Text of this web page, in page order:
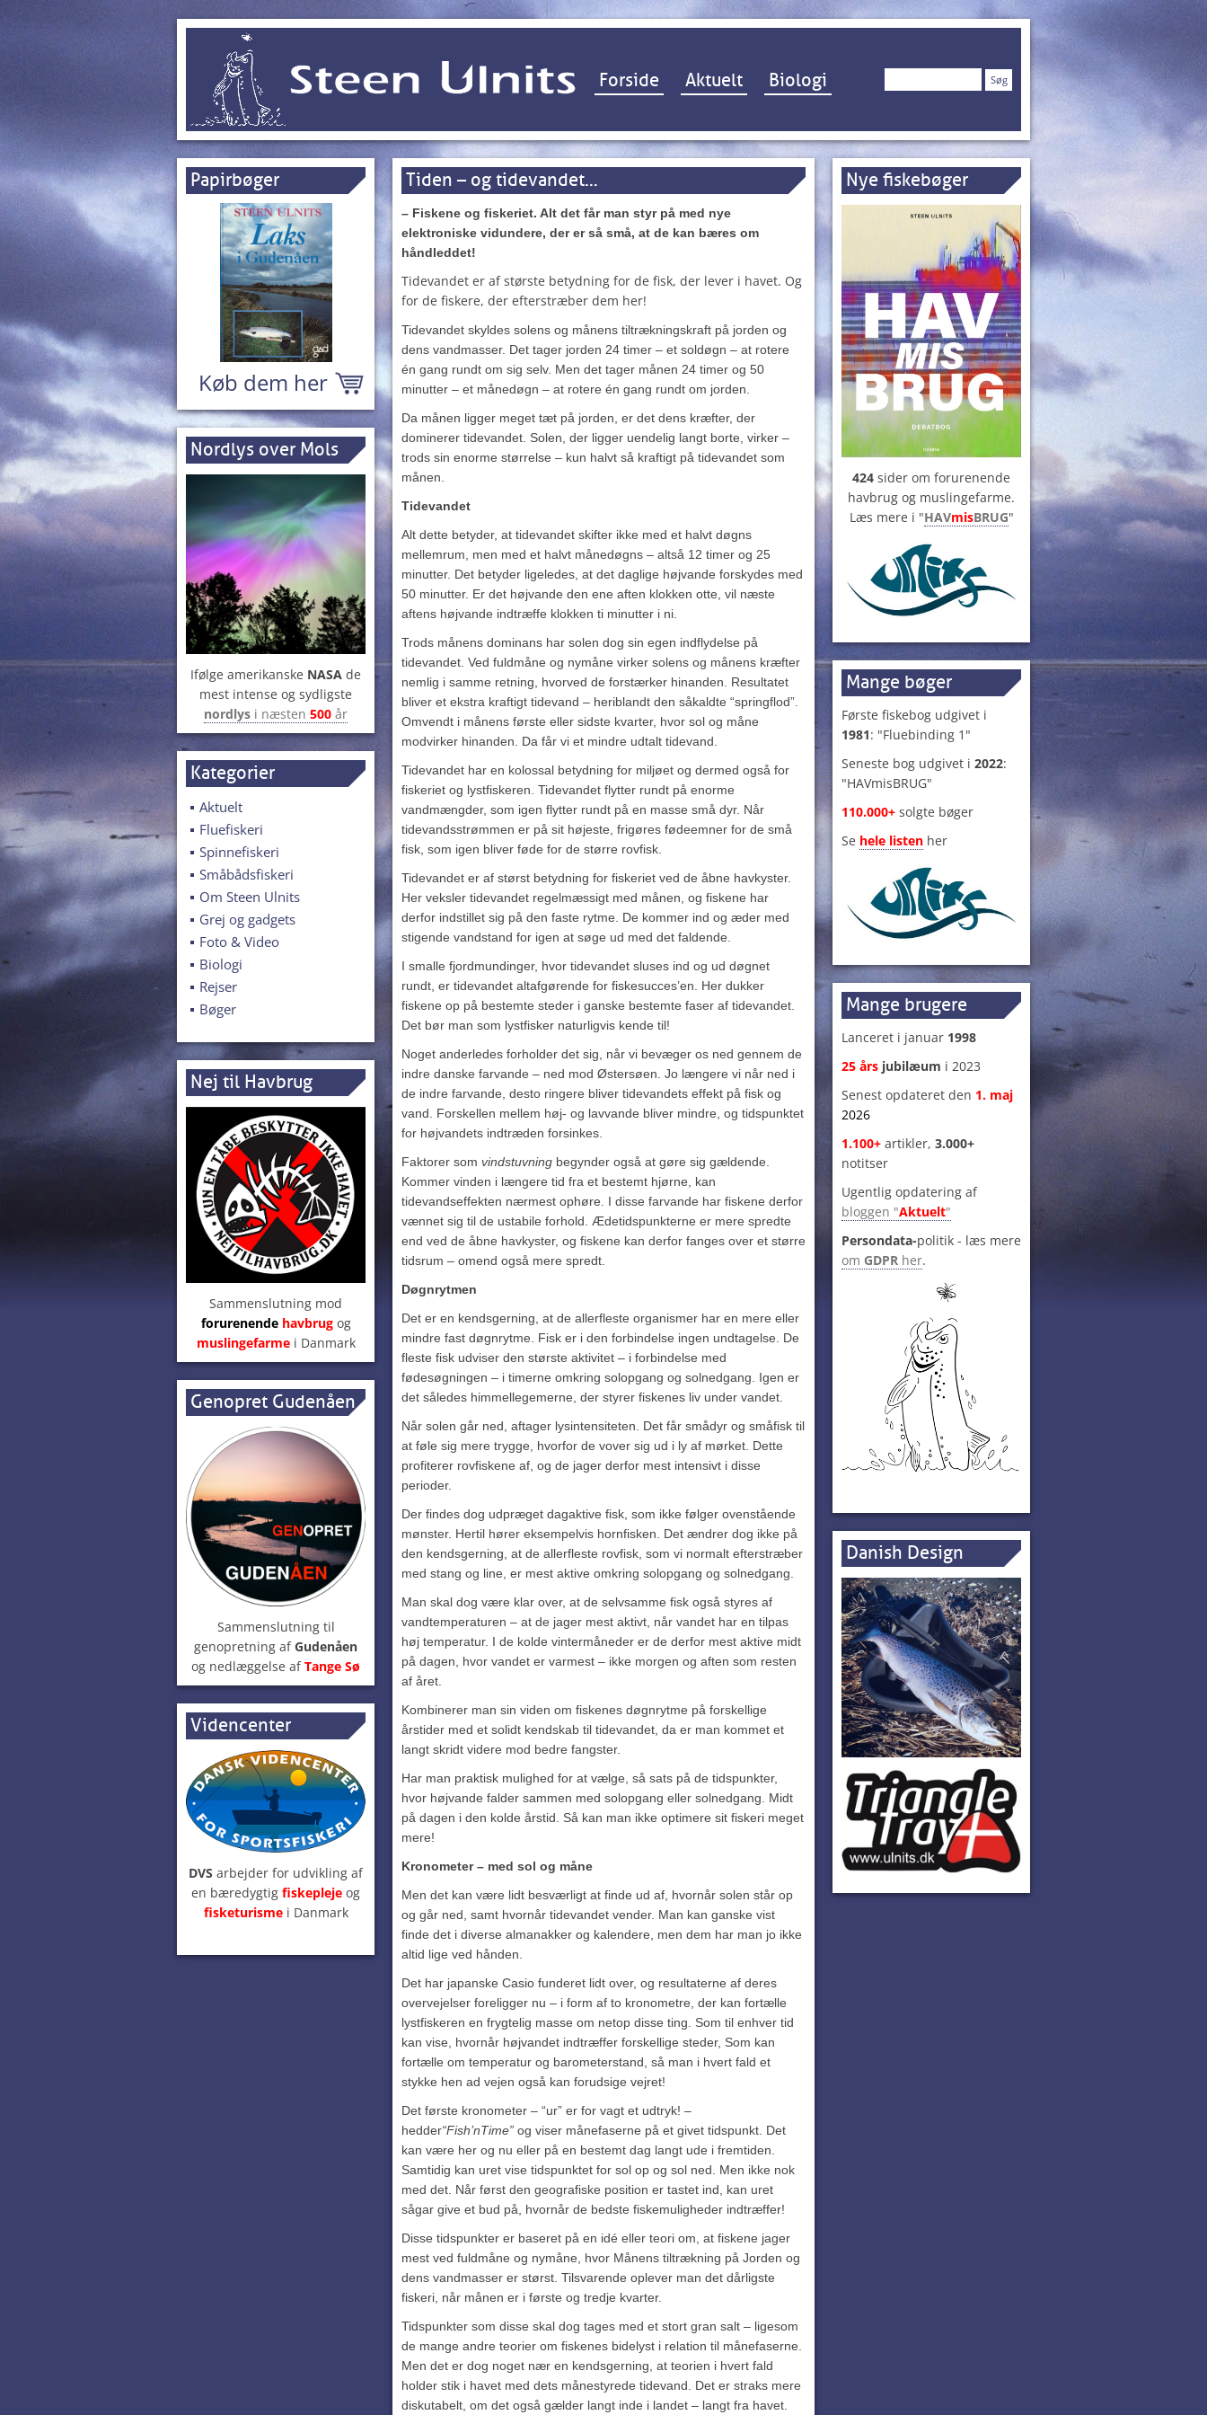
Hop til indhold
Forside Aktuelt Biologi Søg
Papirbøger
Køb dem her
Nordlys over Mols
Ifølge amerikanske NASA de
mest intense og sydligste
nordlys i næsten 500 år
Kategorier
Aktuelt
Fluefiskeri
Spinnefiskeri
Småbådsfiskeri
Om Steen Ulnits
Grej og gadgets
Foto & Video
Biologi
Rejser
Bøger
Nej til Havbrug
Sammenslutning mod
forurenendehavbrugog
muslingefarmei Danmark
Genopret Gudenåen
Sammenslutning til
genopretning afGudenåen
og nedlæggelse afTange Sø
Videncenter
DVS arbejder for udvikling af
en bæredygtig fiskepleje og
fisketurisme i Danmark
Tiden – og tidevandet…
– Fiskene og fiskeriet. Alt det får man styr på med nye
elektroniske vidundere, der er så små, at de kan bæres om
håndleddet!
Tidevandet er af største betydning for de fisk, der lever i havet. Og
for de fiskere, der efterstræber dem her!
Tidevandet skyldes solens og månens tiltrækningskraft på jorden og
dens vandmasser. Det tager jorden 24 timer – et soldøgn – at rotere
én gang rundt om sig selv. Men det tager månen 24 timer og 50
minutter – et månedøgn – at rotere én gang rundt om jorden.
Da månen ligger meget tæt på jorden, er det dens kræfter, der
dominerer tidevandet. Solen, der ligger uendelig langt borte, virker –
trods sin enorme størrelse – kun halvt så kraftigt på tidevandet som
månen.
Tidevandet
Alt dette betyder, at tidevandet skifter ikke med et halvt døgns
mellemrum, men med et halvt månedøgns – altså 12 timer og 25
minutter. Det betyder ligeledes, at det daglige højvande forskydes med
50 minutter. Er det højvande den ene aften klokken otte, vil næste
aftens højvande indtræffe klokken ti minutter i ni.
Trods månens dominans har solen dog sin egen indflydelse på
tidevandet. Ved fuldmåne og nymåne virker solens og månens kræfter
nemlig i samme retning, hvorved de forstærker hinanden. Resultatet
bliver et ekstra kraftigt tidevand – heriblandt den såkaldte “springflod”.
Omvendt i månens første eller sidste kvarter, hvor sol og måne
modvirker hinanden. Da får vi et mindre udtalt tidevand.
Tidevandet har en kolossal betydning for miljøet og dermed også for
fiskeriet og lystfiskeren. Tidevandet flytter rundt på enorme
vandmængder, som igen flytter rundt på en masse små dyr. Når
tidevandsstrømmen er på sit højeste, frigøres fødeemner for de små
fisk, som igen bliver føde for de større rovfisk.
Tidevandet er af størst betydning for fiskeriet ved de åbne havkyster.
Her veksler tidevandet regelmæssigt med månen, og fiskene har
derfor indstillet sig på den faste rytme. De kommer ind og æder med
stigende vandstand for igen at søge ud med det faldende.
I smalle fjordmundinger, hvor tidevandet sluses ind og ud døgnet
rundt, er tidevandet altafgørende for fiskesucces’en. Her dukker
fiskene op på bestemte steder i ganske bestemte faser af tidevandet.
Det bør man som lystfisker naturligvis kende til!
Noget anderledes forholder det sig, når vi bevæger os ned gennem de
indre danske farvande – ned mod Østersøen. Jo længere vi når ned i
de indre farvande, desto ringere bliver tidevandets effekt på fisk og
vand. Forskellen mellem høj- og lavvande bliver mindre, og tidspunktet
for højvandets indtræden forsinkes.
Faktorer som vindstuvning begynder også at gøre sig gældende.
Kommer vinden i længere tid fra et bestemt hjørne, kan
tidevandseffekten nærmest ophøre. I disse farvande har fiskene derfor
vænnet sig til de ustabile forhold. Ædetidspunkterne er mere spredte
end ved de åbne havkyster, og fiskene kan derfor fanges over et større
tidsrum – omend også mere spredt.
Døgnrytmen
Det er en kendsgerning, at de allerfleste organismer har en mere eller
mindre fast døgnrytme. Fisk er i den forbindelse ingen undtagelse. De
fleste fisk udviser den største aktivitet – i forbindelse med
fødesøgningen – i timerne omkring solopgang og solnedgang. Igen er
det således himmellegemerne, der styrer fiskenes liv under vandet.
Når solen går ned, aftager lysintensiteten. Det får smådyr og småfisk til
at føle sig mere trygge, hvorfor de vover sig ud i ly af mørket. Dette
profiterer rovfiskene af, og de jager derfor mest intensivt i disse
perioder.
Der findes dog udpræget dagaktive fisk, som ikke følger ovenstående
mønster. Hertil hører eksempelvis hornfisken. Det ændrer dog ikke på
den kendsgerning, at de allerfleste rovfisk, som vi normalt efterstræber
med stang og line, er mest aktive omkring solopgang og solnedgang.
Man skal dog være klar over, at de selvsamme fisk også styres af
vandtemperaturen – at de jager mest aktivt, når vandet har en tilpas
høj temperatur. I de kolde vintermåneder er de derfor mest aktive midt
på dagen, hvor vandet er varmest – ikke morgen og aften som resten
af året.
Kombinerer man sin viden om fiskenes døgnrytme på forskellige
årstider med et solidt kendskab til tidevandet, da er man kommet et
langt skridt videre mod bedre fangster.
Har man praktisk mulighed for at vælge, så sats på de tidspunkter,
hvor højvande falder sammen med solopgang eller solnedgang. Midt
på dagen i den kolde årstid. Så kan man ikke optimere sit fiskeri meget
mere!
Kronometer – med sol og måne
Men det kan være lidt besværligt at finde ud af, hvornår solen står op
og går ned, samt hvornår tidevandet vender. Man kan ganske vist
finde det i diverse almanakker og kalendere, men dem har man jo ikke
altid lige ved hånden.
Det har japanske Casio funderet lidt over, og resultaterne af deres
overvejelser foreligger nu – i form af to kronometre, der kan fortælle
lystfiskeren en frygtelig masse om netop disse ting. Som til enhver tid
kan vise, hvornår højvandet indtræffer forskellige steder, Som kan
fortælle om temperatur og barometerstand, så man i hvert fald et
stykke hen ad vejen også kan forudsige vejret!
Det første kronometer – “ur” er for vagt et udtryk! –
hedder“Fish’nTime” og viser månefaserne på et givet tidspunkt. Det
kan være her og nu eller på en bestemt dag langt ude i fremtiden.
Samtidig kan uret vise tidspunktet for sol op og sol ned. Men ikke nok
med det. Når først den geografiske position er tastet ind, kan uret
sågar give et bud på, hvornår de bedste fiskemuligheder indtræffer!
Disse tidspunkter er baseret på en idé eller teori om, at fiskene jager
mest ved fuldmåne og nymåne, hvor Månens tiltrækning på Jorden og
dens vandmasser er størst. Tilsvarende oplever man det dårligste
fiskeri, når månen er i første og tredje kvarter.
Tidspunkter som disse skal dog tages med et stort gran salt – ligesom
de mange andre teorier om fiskenes bidelyst i relation til månefaserne.
Men det er dog noget nær en kendsgerning, at teorien i hvert fald
holder stik i havet med dets månestyrede tidevand. Det er straks mere
diskutabelt, om det også gælder langt inde i landet – langt fra havet.
Nye fiskebøger
424 sider om forurenende
havbrug og muslingefarme.
Læs mere i "HAVmisBRUG"
Mange bøger
Første fiskebog udgivet i
1981: "Fluebinding 1"
Seneste bog udgivet i 2022:
"HAVmisBRUG"
110.000+ solgte bøger
Se hele listen her
Mange brugere
Lanceret i januar 1998
25 års jubilæum i 2023
Senest opdateret den 1. maj
2026
1.100+ artikler, 3.000+
notitser
Ugentlig opdatering af
bloggen "Aktuelt"
Persondata-politik - læs mere
om GDPR her.
Danish Design